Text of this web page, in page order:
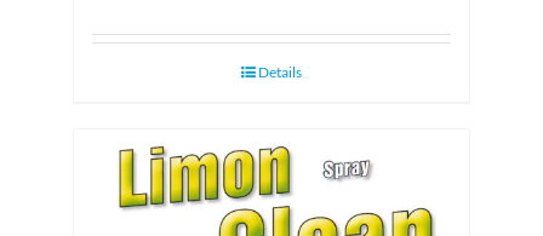
Details